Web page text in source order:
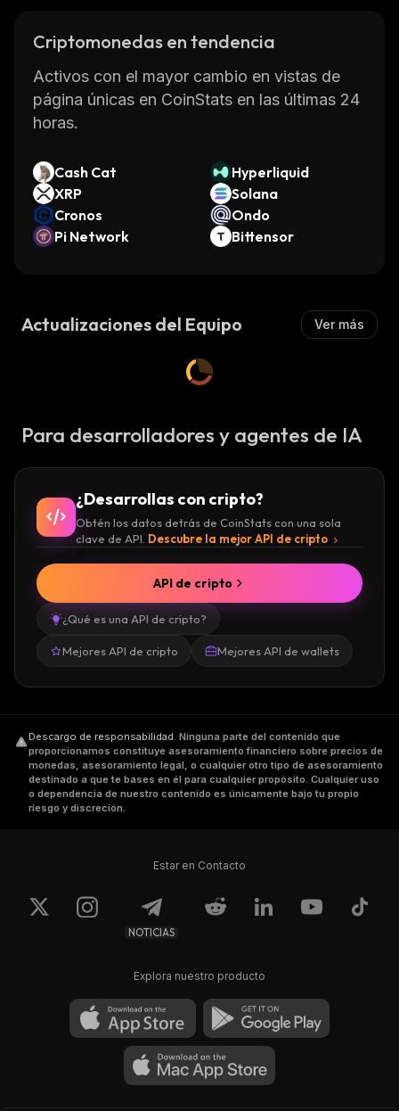
Criptomonedas en tendencia
Activos con el mayor cambio en vistas de
página únicas en CoinStats en las últimas 24
horas.
Cash Cat
Hyperliquid
XRP
Solana
Cronos
Ondo
Pi Network
Bittensor
Actualizaciones del Equipo Ver más
Para desarrolladores y agentes de IA
¿Desarrollas con cripto?
Obtén los datos detrás de CoinStats con una sola
clave de API. Descubre la mejor API de cripto
¿Qué es una API de cripto?
Mejores API de cripto Mejores API de wallets
API de cripto
Descargo de responsabilidad. Ninguna parte del contenido que
proporcionamos constituye asesoramiento financiero sobre precios de
monedas, asesoramiento legal, o cualquier otro tipo de asesoramiento
destinado a que te bases en él para cualquier propósito. Cualquier uso
o dependencia de nuestro contenido es únicamente bajo tu propio
riesgo y discreción.
Estar en Contacto
NOTICIAS
Explora nuestro producto